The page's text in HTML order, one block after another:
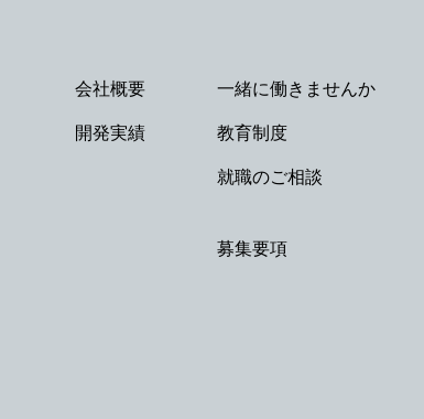
会社概要
開発実績
一緒に働きませんか
教育制度
就職のご相談
募集要項